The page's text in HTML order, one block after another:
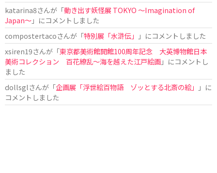
katarina8さんが「動き出す妖怪展 TOKYO 〜Imagination of
Japan〜」にコメントしました
compostertacoさんが「特別展「水滸伝」
」にコメントしました
xsiren19さんが「東京都美術館開館100周年記念 大英博物館日本
美術コレクション 百花繚乱～海を越えた江戸絵画」にコメントし
ました
dollsglさんが「企画展「浮世絵百物語 ゾッとする北斎の絵」
」に
コメントしました